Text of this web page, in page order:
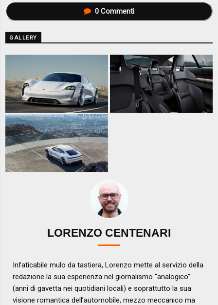
0Commenti
GALLERY
LORENZO CENTENARI
Infaticabile mulo da tastiera, Lorenzo mette al servizio della
redazione la sua esperienza nel giornalismo “analogico”
(anni di gavetta nei quotidiani locali) e soprattutto la sua
visione romantica dell’automobile, mezzo meccanico ma